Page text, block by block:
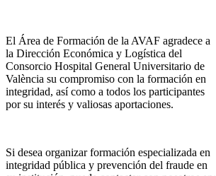
El Área de Formación de la AVAF agradece a
la Dirección Económica y Logística del
Consorcio Hospital General Universitario de
València su compromiso con la formación en
integridad, así como a todos los participantes
por su interés y valiosas aportaciones.
Si desea organizar formación especializada en
integridad pública y prevención del fraude en